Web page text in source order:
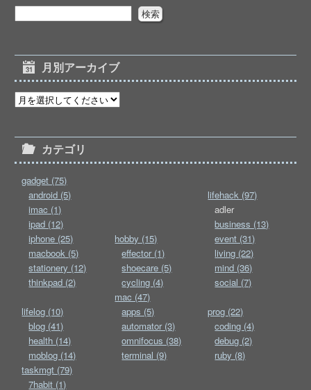
月別アーカイブ
カテゴリ
gadget (75)
android (5)
imac (1)
ipad (12)
iphone (25)
macbook (5)
stationery (12)
thinkpad (2)
hobby (15)
effector (1)
shoecare (5)
cycling (4)
lifehack (97)
adler
business (13)
event (31)
living (22)
mind (36)
social (7)
lifelog (10)
blog (41)
health (14)
moblog (14)
mac (47)
apps (5)
automator (3)
omnifocus (38)
terminal (9)
prog (22)
coding (4)
debug (2)
ruby (8)
taskmgt (79)
7habit (1)